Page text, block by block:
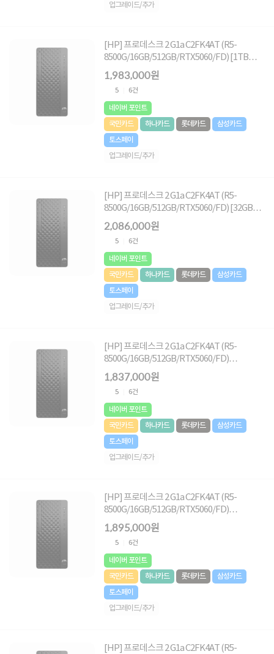
업그레이드/추가
[HP] 프로데스크 2 G1a C2FK4AT (R5-
8500G/16GB/512GB/RTX5060/FD) [1TB
(NVMe SSD) 교체]
1,983,000원
5 6건
네이버 포인트
국민카드
하나카드 롯데카드
삼성카드
토스페이
업그레이드/추가
[HP] 프로데스크 2 G1a C2FK4AT (R5-
8500G/16GB/512GB/RTX5060/FD) [32GB
RAM 구성(16GB*2)]
2,086,000원
5 6건
네이버 포인트
국민카드
하나카드 롯데카드
삼성카드
토스페이
업그레이드/추가
[HP] 프로데스크 2 G1a C2FK4AT (R5-
8500G/16GB/512GB/RTX5060/FD)
[Windows11Home 추가]
1,837,000원
5 6건
네이버 포인트
국민카드
하나카드 롯데카드
삼성카드
토스페이
업그레이드/추가
[HP] 프로데스크 2 G1a C2FK4AT (R5-
8500G/16GB/512GB/RTX5060/FD)
[Windows11Pro 추가]
1,895,000원
5 6건
네이버 포인트
국민카드
하나카드 롯데카드
삼성카드
토스페이
업그레이드/추가
[HP] 프로데스크 2 G1a C2FK4AT (R5-